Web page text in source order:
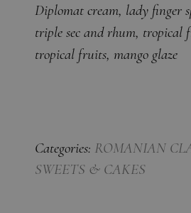
Diplomat cream, lady finger
triple sec and rhum, tropical
tropical fruits, mango glaze
Categories: ROMANIAN
SWEETS & CAKES